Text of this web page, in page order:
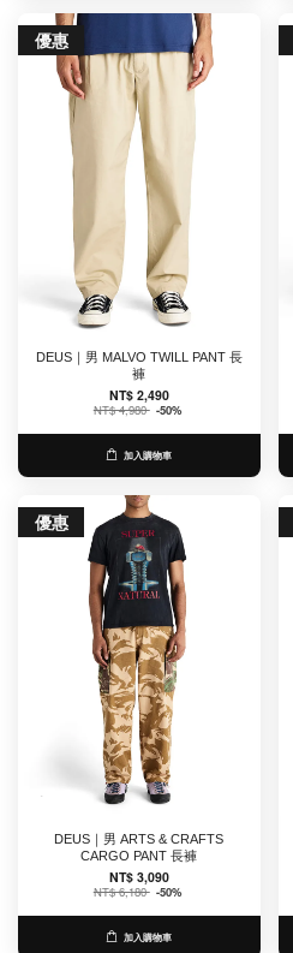
優惠
DEUS｜男 MALVO TWILL PANT 長
褲
NT$ 2,490
NT$ 4,980 -50%
加入購物車
優惠
DEUS｜男 ARTS & CRAFTS
CARGO PANT 長褲
NT$ 3,090
NT$ 6,180 -50%
加入購物車